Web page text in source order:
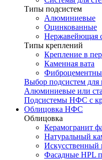
Типы подсистем
Алюминиевые
Оцинкованные
Нержавейющая
Типы креплений
Крепление в
Каменная вата
Выбор подсистем для
Алюминиевые или
Подсистемы НФС с
Облицовка НФС
Облицовка
Керамогранит
Натуральный
Искусственный
Фасадные HPL